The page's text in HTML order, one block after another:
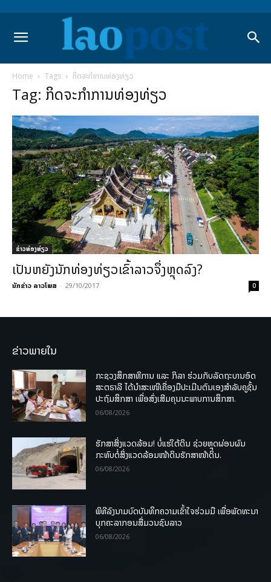
Home Tags ກິດຈະກຳການທ່ອງທ່ຽວ
Tag: ກິດຈະກຳການທ່ອງທ່ຽວ
​ຂ່າວທ່ອງທ່ຽວ
ເປັນຫຍັງນັກທ່ອງທ່ຽວເຂົ້າລາວຈຶ່ງຫຼຸດລົງ?
ນັກຂ່າວ ລາວໂພສ - 29/10/2017 0
ຂ່າວພາຍໃນ
ກະຊວງສຶກສາທິການ ແລະ ກິລາ ຮ່ວມກັບລັດຖະບານອົດ
ສະຕຣາລີ ໄດ້ນຳສະເໜີເຄື່ອງມືປະເມີນຕົນເອງສຳລັບຄູຊັ້ນ
ປະຖົມສຶກສາ ເພື່ອສົ່ງເສີມຄຸນນະພາບການສຶກສາ.
06/08/2026
ຮັກສາສິ່ງແວດລ້ອມ! ບໍ່ແຮ່ໃຕ້ດິນ ຊ່ວຍຫຼຸດຜ່ອນຜົນ
ກະທົບຕໍ່ສິ່ງແວດລ້ອມໜ້າດິນຮັກສາໜ້າດິນ.
06/08/2026
ພິທີລົງນາມບົດບັນທຶກຄວາມເຂົ້າໃຈຮ່ວມມື ເພື່ອພັດທະນາ
ບຸກຄະລາກອນສື່ມວນຊົນລາວ
06/08/2026